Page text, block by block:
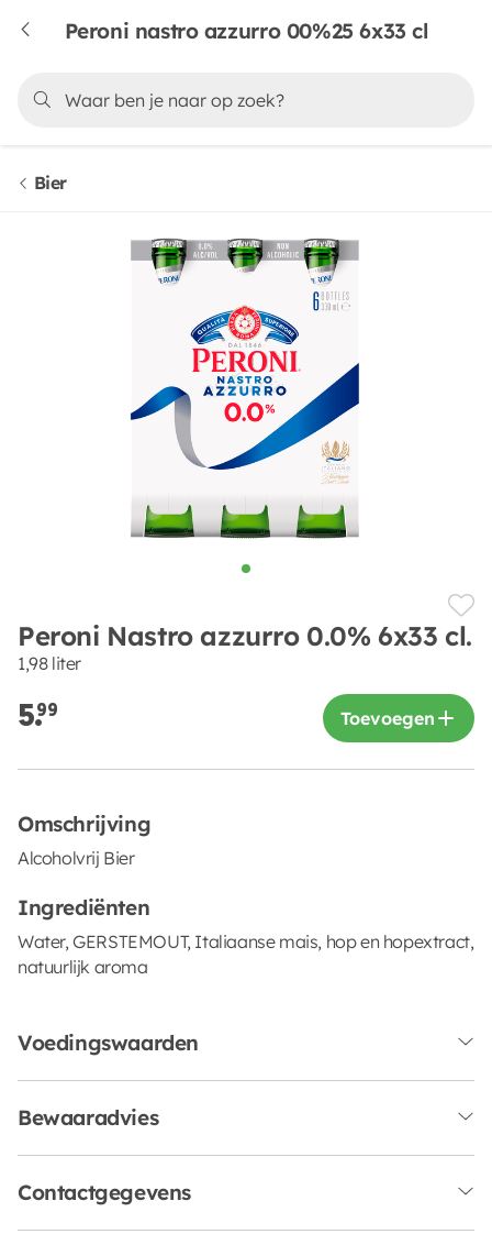
Peroni nastro azzurro 00%25 6x33 cl
Bier
Peroni Nastro azzurro 0.0% 6x33 cl.
1,98 liter
5.99 Toevoegen
Omschrijving
Alcoholvrij Bier
Ingrediënten
Water, GERSTEMOUT, Italiaanse mais, hop en hopextract,
natuurlijk aroma
Voedingswaarden
Bewaaradvies
Contactgegevens